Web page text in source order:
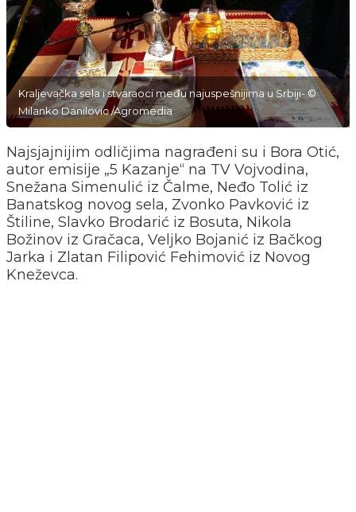
Kraljevačka sela i stvaraoci među najuspešnijima u Srbiji- ©
Milanko Danilovic /Agromedia
Najsjajnijim odličjima nagrađeni su i Bora Otić,
autor emisije „5 Kazanje“ na TV Vojvodina,
Snežana Simenulić iz Čalme, Neđo Tolić iz
Banatskog novog sela, Zvonko Pavković iz
Štiline, Slavko Brodarić iz Bosuta, Nikola
Božinov iz Gračaca, Veljko Bojanić iz Bačkog
Jarka i Zlatan Filipović Fehimović iz Novog
Kneževca.